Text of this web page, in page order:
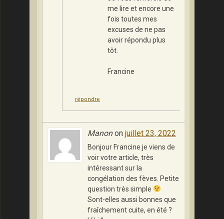
me lire et encore une
fois toutes mes
excuses de ne pas
avoir répondu plus
tôt.
Francine
répondre
Manonon juillet 23, 2022
Bonjour Francine je viens de
voir votre article, très
intéressant sur la
congélation des fèves. Petite
question très simple
Sont-elles aussi bonnes que
fraîchement cuite, en été ?